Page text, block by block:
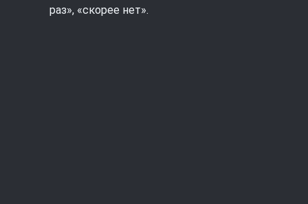
раз», «скорее нет».